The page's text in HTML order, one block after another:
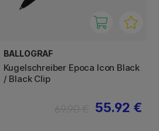
BALLOGRAF
Kugelschreiber Epoca Icon Black
/ Black Clip
55.92 €